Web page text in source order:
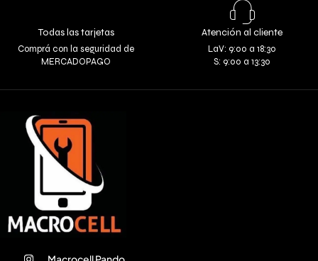
Todas las tarjetas
Comprá con la seguridad de
MERCADOPAGO
Atención al cliente
LaV: 9:00 a 18:30
S: 9:00 a 13:30